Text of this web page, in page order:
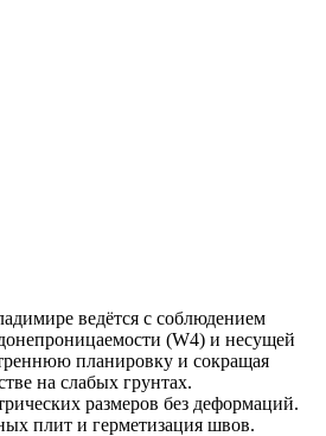
ведётся с соблюдением
(W4) и несущей
планировку и сокращая
на слабых грунтах.
размеров без деформаций.
плит и герметизация швов.